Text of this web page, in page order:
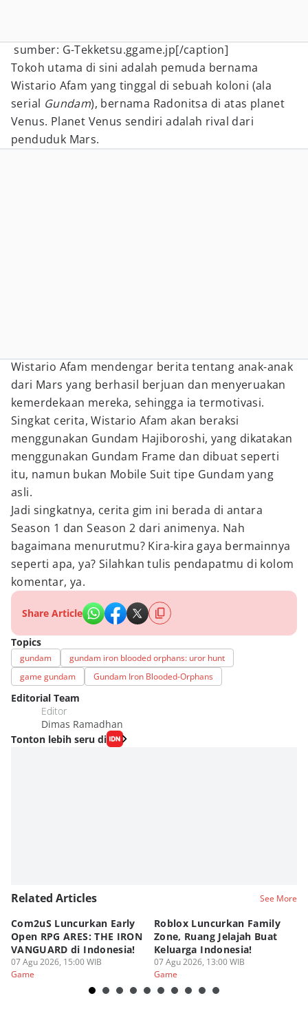
sumber: G-Tekketsu.ggame.jp[/caption]
Tokoh utama di sini adalah pemuda bernama
Wistario Afam yang tinggal di sebuah koloni (ala
serial Gundam), bernama Radonitsa di atas planet
Venus. Planet Venus sendiri adalah rival dari
penduduk Mars.
Wistario Afam mendengar berita tentang anak-anak
dari Mars yang berhasil berjuan dan menyeruakan
kemerdekaan mereka, sehingga ia termotivasi.
Singkat cerita, Wistario Afam akan beraksi
menggunakan Gundam Hajiboroshi, yang dikatakan
menggunakan Gundam Frame dan dibuat seperti
itu, namun bukan Mobile Suit tipe Gundam yang
asli.
Jadi singkatnya, cerita gim ini berada di antara
Season 1 dan Season 2 dari animenya. Nah
bagaimana menurutmu? Kira-kira gaya bermainnya
seperti apa, ya? Silahkan tulis pendapatmu di kolom
komentar, ya.
Share Article
Topics
gundam
gundam iron blooded orphans: uror hunt
game gundam
Gundam Iron Blooded-Orphans
Editorial Team
Editor
Dimas Ramadhan
Tonton lebih seru di
Related Articles See More
Com2uS Luncurkan Early
Open RPG ARES: THE IRON
VANGUARD di Indonesia!
07 Agu 2026, 15:00 WIB
Game
Roblox Luncurkan Family
Zone, Ruang Jelajah Buat
Keluarga Indonesia!
07 Agu 2026, 13:00 WIB
Game